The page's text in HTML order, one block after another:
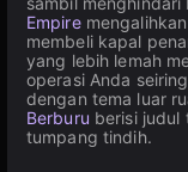
Empire
membeli kapal
yang lebih lemah
operasi Anda
dengan tema luar
Berburu berisi judul
tumpang tindih.